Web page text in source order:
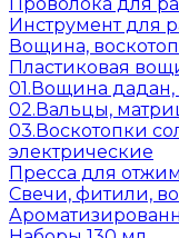
Инструмент для
Вощина,
Пластиковая
01.Вощина дадан,
02.Вальцы,
03.Воскотопки
электрические
Пресса для
Свечи, фитили,